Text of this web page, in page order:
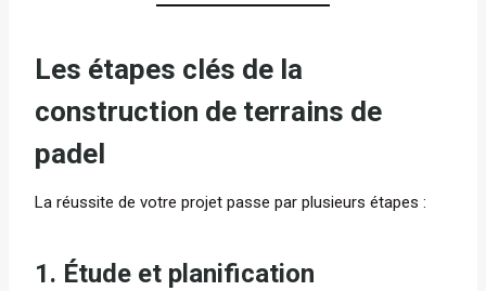
Les étapes clés de la
construction de terrains de
padel
La réussite de votre projet passe par plusieurs étapes :
1. Étude et planification